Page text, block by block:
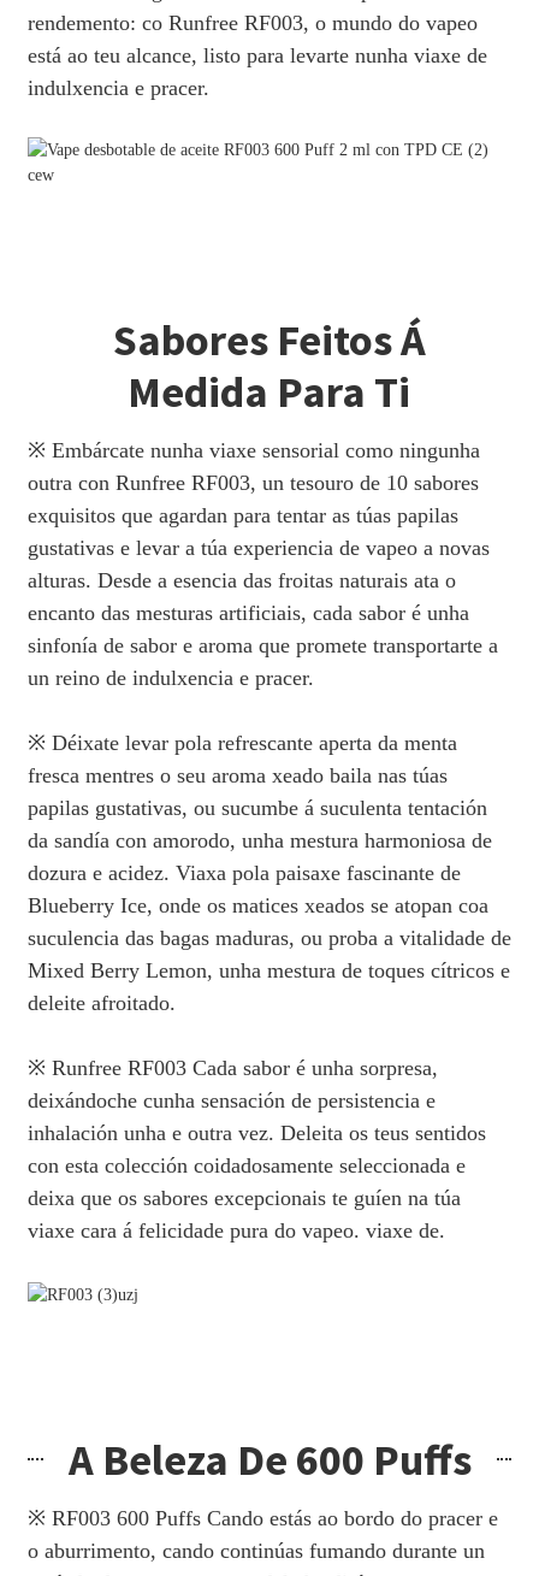
rendemento: co Runfree RF003, o mundo do vapeo
está ao teu alcance, listo para levarte nunha viaxe de
indulxencia e pracer.
Sabores Feitos Á
Medida Para Ti
※ Embárcate nunha viaxe sensorial como ningunha
outra con Runfree RF003, un tesouro de 10 sabores
exquisitos que agardan para tentar as túas papilas
gustativas e levar a túa experiencia de vapeo a novas
alturas. Desde a esencia das froitas naturais ata o
encanto das mesturas artificiais, cada sabor é unha
sinfonía de sabor e aroma que promete transportarte a
un reino de indulxencia e pracer.
※ Déixate levar pola refrescante aperta da menta
fresca mentres o seu aroma xeado baila nas túas
papilas gustativas, ou sucumbe á suculenta tentación
da sandía con amorodo, unha mestura harmoniosa de
dozura e acidez. Viaxa pola paisaxe fascinante de
Blueberry Ice, onde os matices xeados se atopan coa
suculencia das bagas maduras, ou proba a vitalidade de
Mixed Berry Lemon, unha mestura de toques cítricos e
deleite afroitado.
※ Runfree RF003 Cada sabor é unha sorpresa,
deixándoche cunha sensación de persistencia e
inhalación unha e outra vez. Deleita os teus sentidos
con esta colección coidadosamente seleccionada e
deixa que os sabores excepcionais te guíen na túa
viaxe cara á felicidade pura do vapeo. viaxe de.
A Beleza De 600 Puffs
※ RF003 600 Puffs Cando estás ao bordo do pracer e
o aburrimento, cando continúas fumando durante un